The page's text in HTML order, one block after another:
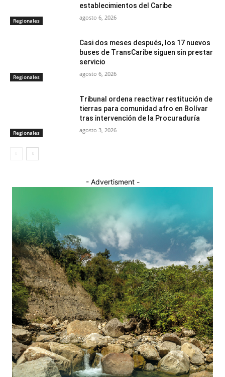
Regionales
establecimientos del Caribe
agosto 6, 2026
Regionales
Casi dos meses después, los 17 nuevos
buses de TransCaribe siguen sin prestar
servicio
agosto 6, 2026
Regionales
Tribunal ordena reactivar restitución de
tierras para comunidad afro en Bolívar
tras intervención de la Procuraduría
agosto 3, 2026
- Advertisment -